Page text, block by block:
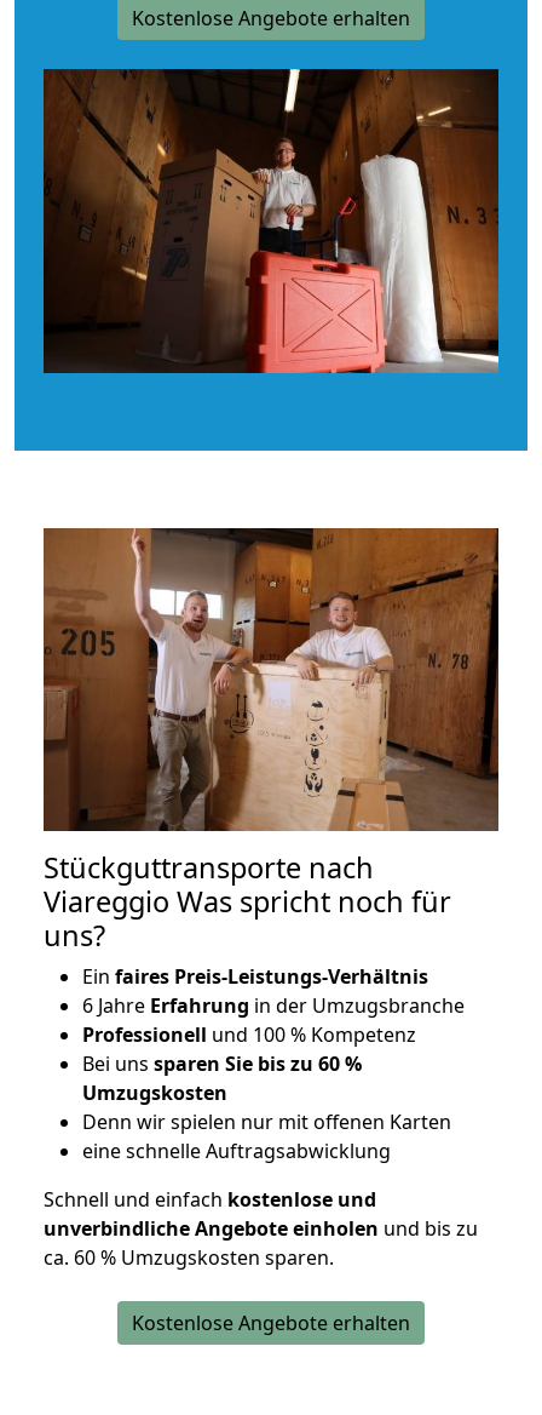
Kostenlose Angebote erhalten
Stückguttransporte nach
Viareggio Was spricht noch für
uns?
Ein faires Preis-Leistungs-Verhältnis
6 Jahre Erfahrung in der Umzugsbranche
Professionell und 100 % Kompetenz
Bei uns sparen Sie bis zu 60 %
Umzugskosten
Denn wir spielen nur mit offenen Karten
eine schnelle Auftragsabwicklung
Schnell und einfach kostenlose und
unverbindliche Angebote einholen und bis zu
ca. 60 % Umzugskosten sparen.
Kostenlose Angebote erhalten